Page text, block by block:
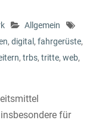
Allgemein
, digital , fahrgerüste,
, trbs, tritte, web,
für